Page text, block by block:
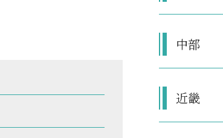
中部
近畿